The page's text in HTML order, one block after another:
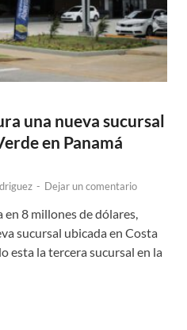
una nueva sucursal
en Panamá
- Dejar un comentario
8 millones de dólares,
sucursal ubicada en Costa
esta la tercera sucursal en la